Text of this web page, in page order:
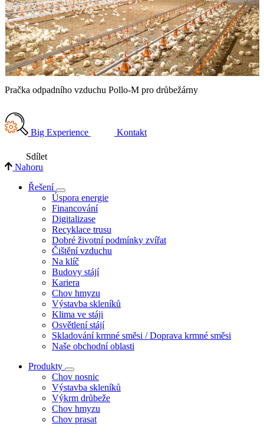
Pračka odpadního vzduchu Pollo-M pro drůbežárny
Big Experience Kontakt
Sdílet
Nahoru
Řešení
Úspora energie
Financování
Digitalizase
Recyklace trusu
Dobré životní podmínky zvířat
Čištění vzduchu
Na klíč
Budovy stájí
Kariera
Chov hmyzu
Výstavba skleníků
Klima ve stáji
Osvětlení stájí
Skladování krmné směsi / Doprava krmné směsi
Naše obchodní oblasti
Produkty
Chov nosnic
Výstavba skleníků
Výkrm drůbeže
Chov hmyzu
Chov prasat